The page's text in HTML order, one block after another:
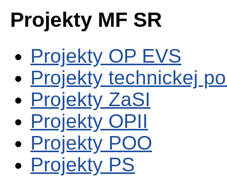
Projekty MF SR
Projekty OP EVS
Projekty technickej
Projekty ZaSI
Projekty OPII
Projekty POO
Projekty PS